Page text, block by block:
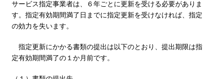
サービス指定事業者は、６年ごとに更新を受ける必要がありま
す。指定有効期間満了日までに指定更新を受けなければ、指定
の効力を失います。
指定更新にかかる書類の提出は以下のとおり、提出期限は指
定有効期間満了の１か月前です。